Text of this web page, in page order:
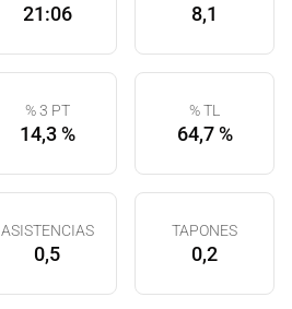
21:06 8,1
% 3 PT
14,3 %
% TL
64,7 %
ASISTENCIAS
0,5
TAPONES
0,2